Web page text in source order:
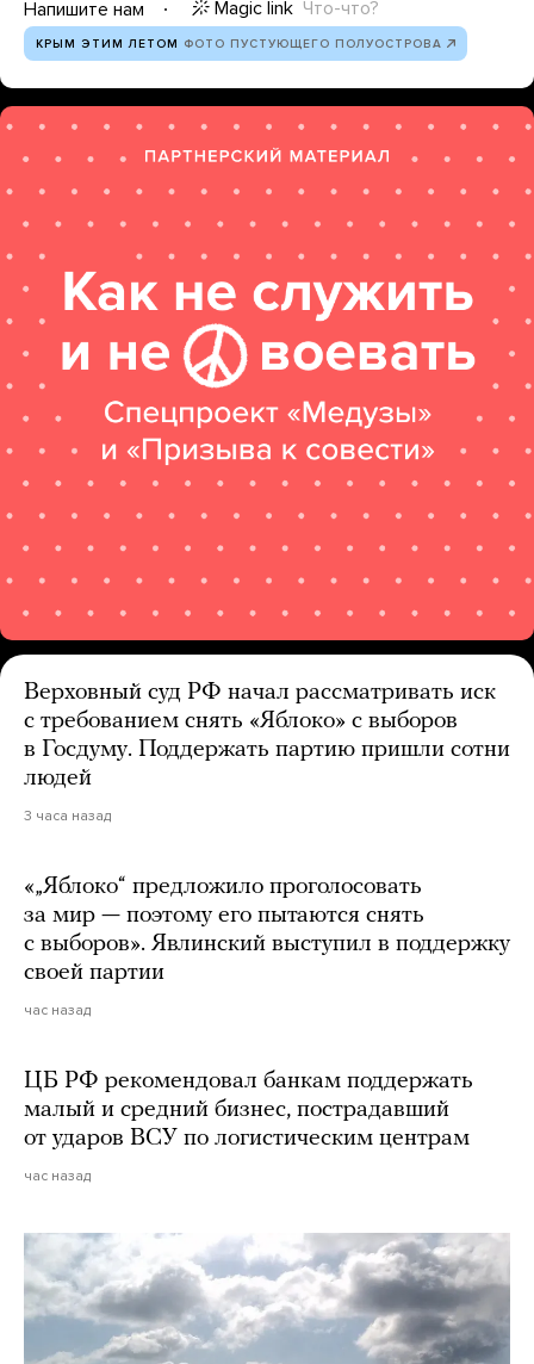
Напишите нам Magic link Что-что?
КРЫМ ЭТИМ ЛЕТОМ ФОТО ПУСТУЮЩЕГО ПОЛУОСТРОВА
Верховный суд РФ начал рассматривать иск
с требованием снять «Яблоко» с выборов
в Госдуму. Поддержать партию пришли сотни
людей
3 часа назад
«„Яблоко“ предложило проголосовать
за мир — поэтому его пытаются снять
с выборов». Явлинский выступил в поддержку
своей партии
час назад
ЦБ РФ рекомендовал банкам поддержать
малый и средний бизнес, пострадавший
от ударов ВСУ по логистическим центрам
час назад